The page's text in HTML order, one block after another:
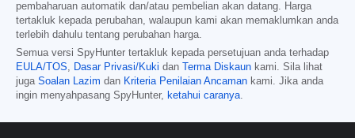
pembaharuan automatik dan/atau pembelian akan datang. Harga
tertakluk kepada perubahan, walaupun kami akan memaklumkan anda
terlebih dahulu tentang perubahan harga.
Semua versi SpyHunter tertakluk kepada persetujuan anda terhadap
EULA/TOS, Dasar Privasi/Kuki dan Terma Diskaun kami. Sila lihat
juga Soalan Lazim dan Kriteria Penilaian Ancaman kami. Jika anda
ingin menyahpasang SpyHunter, ketahui caranya.